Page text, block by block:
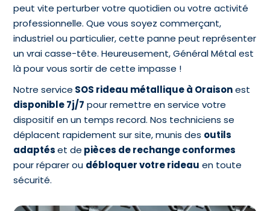
peut vite perturber votre quotidien ou votre activité
professionnelle. Que vous soyez commerçant,
industriel ou particulier, cette panne peut représenter
un vrai casse-tête. Heureusement, Général Métal est
là pour vous sortir de cette impasse !
Notre service SOS rideau métallique à Oraisonest
disponible 7j/7 pour remettre en service votre
dispositif en un temps record. Nos techniciens se
déplacent rapidement sur site, munis des outils
adaptéset de pièces de rechange conformes
pour réparer ou débloquer votre rideau en toute
sécurité.